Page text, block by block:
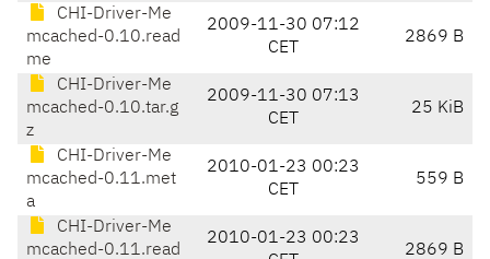
CHI-Driver-Me
mcached-0.10.read
me
2009-11-30 07:12
CET
2869 B
CHI-Driver-Me
mcached-0.10.tar.g
z
2009-11-30 07:13
CET
25 KiB
CHI-Driver-Me
mcached-0.11.met
a
2010-01-23 00:23
CET
559 B
CHI-Driver-Me
mcached-0.11.read
2010-01-23 00:23
2869 B